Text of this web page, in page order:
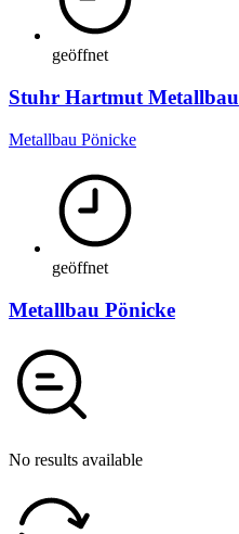
geöffnet
Stuhr Hartmut Metallbau
Metallbau Pönicke
geöffnet
Metallbau Pönicke
No results available